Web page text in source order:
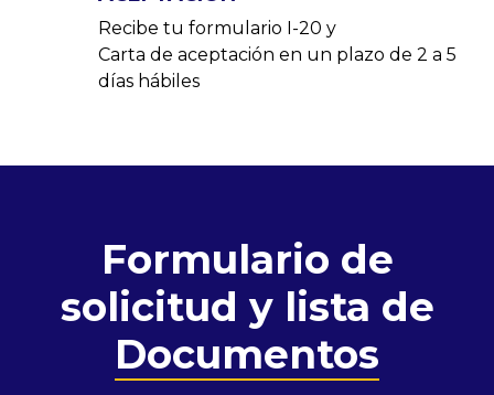
Recibe tu formulario I-20 y
Carta de aceptación en un plazo de 2 a 5
días hábiles
Formulario de
solicitud y lista de
Documentos